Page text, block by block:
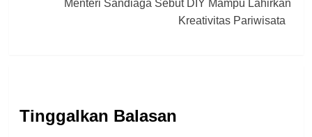
Menteri Sandiaga Sebut DIY Mampu Lahirkan
Kreativitas Pariwisata
Tinggalkan Balasan